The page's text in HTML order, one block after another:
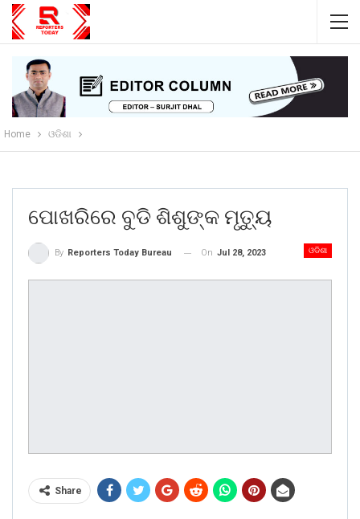
Home ଓଡିଶା
ପୋଖରିରେ ବୁଡି ଶିଶୁଙ୍କ ମୃତ୍ୟୁ
ଓଡିଶା
By Reporters Today Bureau On Jul 28, 2023
Share